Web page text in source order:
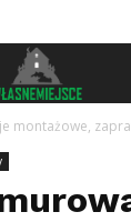
montażowe,